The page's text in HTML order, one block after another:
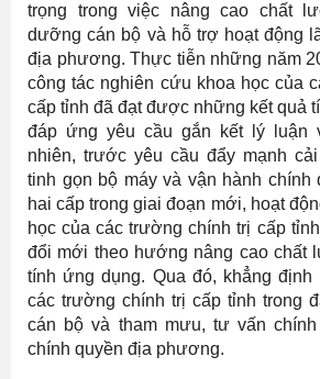
trọng trong việc nâng cao chất
dưỡng cán bộ và hỗ trợ hoạt động
địa phương. Thực tiễn những năm
công tác nghiên cứu khoa học của
cấp tỉnh đã đạt được những kết quả
đáp ứng yêu cầu gắn kết lý luận
nhiên, trước yêu cầu đẩy mạnh
tinh gọn bộ máy và vận hành chính
hai cấp trong giai đoạn mới, hoạt
học của các trường chính trị cấp
đổi mới theo hướng nâng cao chất
tính ứng dụng. Qua đó, khẳng
các trường chính trị cấp tỉnh trong
cán bộ và tham mưu, tư vấn
chính quyền địa phương.